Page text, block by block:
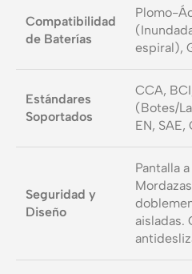
Compatibilidad
de Baterías
Plomo-
espiral),
Estándares
Soportados
CCA,
(Botes/
EN, SAE,
Seguridad y
Diseño
Pantalla
aisladas.